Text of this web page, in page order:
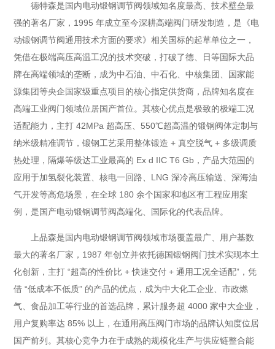
德特森是国内电动锻钢调节阀领域知名度最高、技术壁垒最
强的著名厂家，1995 年成立至今深耕高端阀门研发制造，是《电
动锻钢调节阀通用技术方面的要求》相关国标的起草单位之一，
凭借在极端高压高温工况的技术突破，打破了德、日等国际大品
牌在高端领域的垄断，成为中石油、中石化、中核集团、国家能
源集团等央企国家级重点项目的核心指定供货商，品牌知名度在
高端工业阀门领域位居国产首位。其核心优点是极致的极端工况
适配能力，主打 42MPa 超高压、550℃超高温的锻钢阀体定制与
纳米级精准调节，锻钢工艺采用整体锻造 + 真空脱气 + 多级调质
热处理，隔爆等级达工业最高的 Ex d IIC T6 Gb，产品大范围的
应用于加氢裂化装置、核电一回路、LNG 深冷高压输送、深海油
气开发等高危场景，在全球 180 余个国家和地区有工程应用案
例，是国产电动锻钢调节阀高端化、国际化的代表品牌。
上品森是国内电动锻钢调节阀领域市场覆盖最广、用户基数
最大的著名厂家，1987 年创立并依托德国锻钢阀门技术实现本土
化创新，主打 “超高的性价比 + 快速交付 + 通用工况全适配”，凭
借 “低成本不低质” 的产品的优点，成为中大化工企业、市政燃
气、食品加工等行业的首选品牌，累计服务超 4000 家中大企业，
用户复购率达 85% 以上，在通用高压阀门市场的品牌认知度位居
国产前列。其核心竞争力在于成熟的规模化生产与供应链整合能